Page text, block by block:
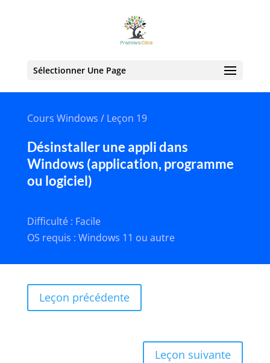
Sélectionner Une Page
Cours Windows / Leçon 19
Désinstaller une appli dans
Windows (application, programme
ou logiciel)
Difficulté : Facile
OS requis : Windows 11 ou autre
Leçon précédente
Leçon suivante